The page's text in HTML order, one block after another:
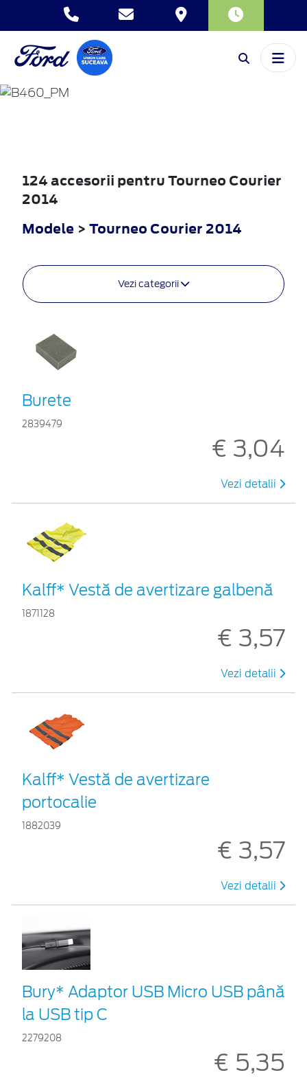
TOURNEO
COURIER
124 accesorii pentru Tourneo Courier
2014
Modele > Tourneo Courier 2014
Vezi categorii
Burete
2839479
€ 3,04
Vezi detalii
Kalff* Vestă de avertizare galbenă
1871128
€ 3,57
Vezi detalii
Kalff* Vestă de avertizare
portocalie
1882039
€ 3,57
Vezi detalii
Bury* Adaptor USB Micro USB până
la USB tip C
2279208
€ 5,35